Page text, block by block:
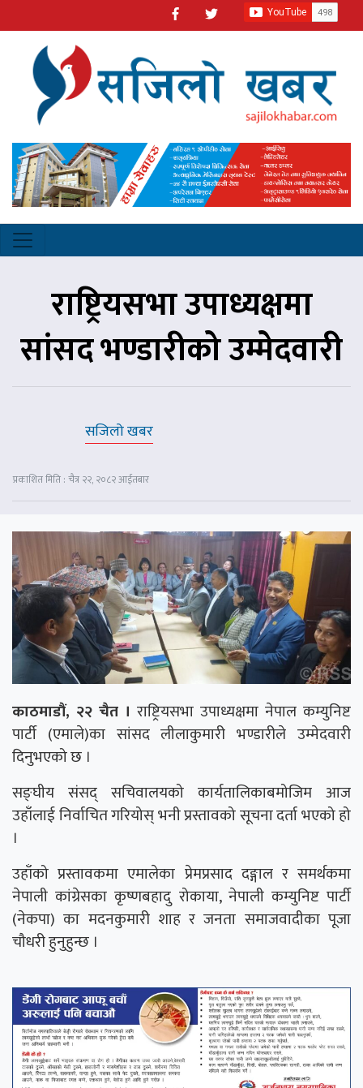
राष्ट्रियसभा उपाध्यक्षमा
सांसद भण्डारीको उम्मेदवारी
सजिलो खबर
प्रकाशित मिति : चैत्र २२, २०८२ आईतबार
काठमाडौं, २२ चैत । राष्ट्रियसभा उपाध्यक्षमा नेपाल कम्युनिष्ट
पार्टी (एमाले)का सांसद लीलाकुमारी भण्डारीले उम्मेदवारी
दिनुभएको छ ।
सङ्घीय संसद् सचिवालयको कार्यतालिकाबमोजिम आज
उहाँलाई निर्वाचित गरियोस् भनी प्रस्तावको सूचना दर्ता भएको हो
।
उहाँको प्रस्तावकमा एमालेका प्रेमप्रसाद दङ्गाल र समर्थकमा
नेपाली कांग्रेसका कृष्णबहादु रोकाया, नेपाली कम्युनिष्ट पार्टी
(नेकपा) का मदनकुमारी शाह र जनता समाजवादीका पूजा
चौधरी हुनुहुन्छ ।